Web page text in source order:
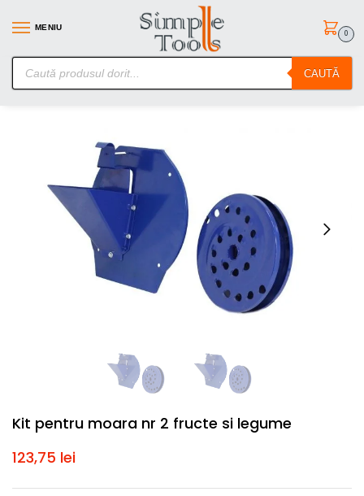
MENIU
CAUTĂ
0
SimpleTools.ro – Gasesti orice – Comanzi simplu
Prima pagină
Unelte de gradina Accesorii Mori si Batoze Kit pentru moara nr 2 fructe si legume
Kit pentru moara nr 2 fructe si legume
123,75 lei